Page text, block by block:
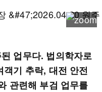
업무다. 법의학자로
기 추락, 대전 안전
관련해 부검 업무를